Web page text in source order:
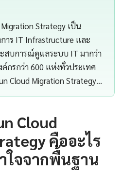
Migration Strategy เป็น
าร IT Infrastructure และ
สบการณ์ดูแลระบบ IT มากว่า
กรกว่า 600 แห่งทั่วประเทศ
Cloud Migration Strategy…
Cloud
คืออะไร
ใจจากพื้นฐาน